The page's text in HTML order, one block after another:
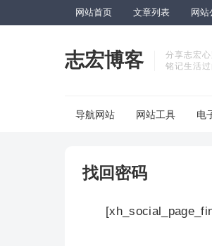
网站首页 文章列表 网站
志宏博客
分享志宏
铭记生活
导航网站 网站工具 电
找回密码